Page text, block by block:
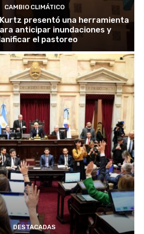
CAMBIO CLIMÁTICO
presentó una herramienta
anticipar inundaciones y
el pastoreo
DESTACADAS